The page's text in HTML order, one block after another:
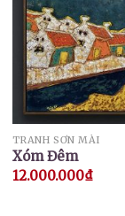
TRANH SƠN MÀI
Xóm Đêm
12.000.000₫